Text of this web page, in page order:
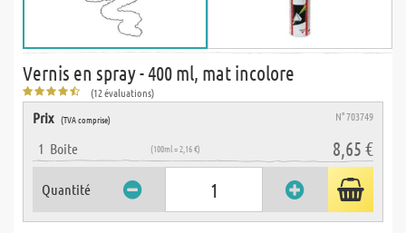
Vernis en spray - 400 ml, mat incolore
(12 évaluations)
Prix (TVA comprise) N° 703749
1 Boite (100ml = 2,16 €) 8,65 €
Quantité